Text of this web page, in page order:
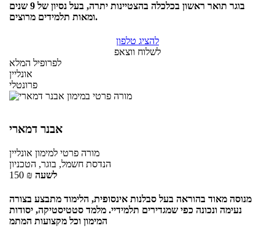
בוגר תואר ראשון בכלכלה בהצטיינות יתרה, בעל נסיון של 9 שנים
ומאות תלמידים מרוצים.
להציג טלפון
לשלוח ווצאפ
לפרופיל המלא
אונליין
פרונטלי
אבנר דמארי
מורה פרטי למימון אונליין
הנדסת חשמל, בוגר, הטכניון
150 ₪ לשעה
מנוסה מאוד בהוראה בעל סבלנות אינסופית, הלימוד מתבצע בצורה
נעימה ונכונה כפי שמגדירים תלמידיי. מלמד סטטיסטיקה, יסודות
המימון וכל מקצועות המתמ